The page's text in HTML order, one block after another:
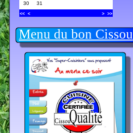
<< < > >>
30 31
Menu du bon Cissou